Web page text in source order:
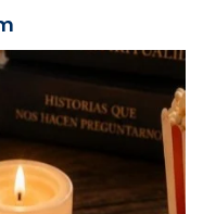
Vatican
news/2026-
papa-viaje-